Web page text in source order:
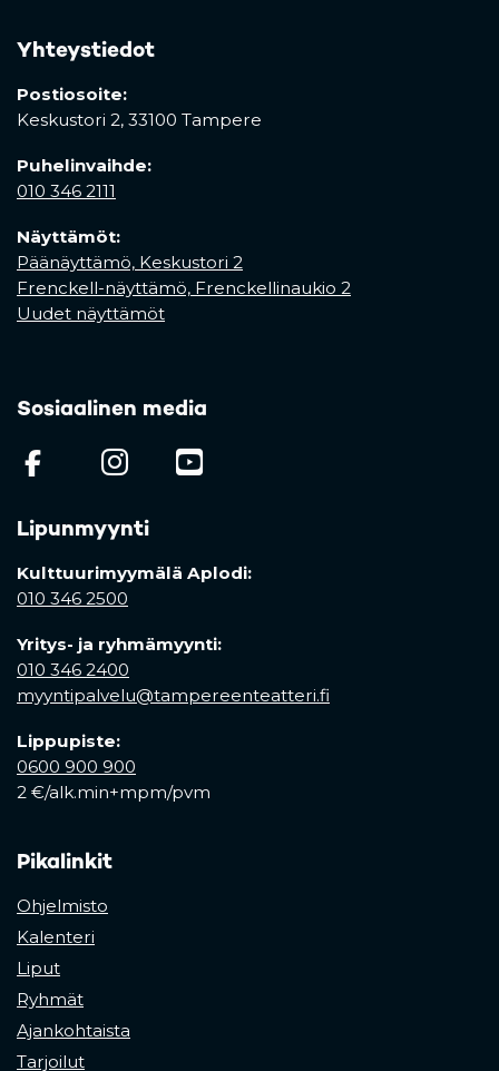
Yhteystiedot
Postiosoite:
Keskustori 2, 33100 Tampere
Puhelinvaihde:
010 346 2111
Näyttämöt:
Päänäyttämö, Keskustori 2
Frenckell-näyttämö, Frenckellinaukio 2
Uudet näyttämöt
Sosiaalinen media
(opens in a new tab)
(opens in a new tab)
Lipunmyynti
Kulttuurimyymälä Aplodi:
010 346 2500
Yritys- ja ryhmämyynti:
010 346 2400
myyntipalvelu@tampereenteatteri.fi
Lippupiste:
0600 900 900
2 €/alk.min+mpm/pvm
Pikalinkit
Ohjelmisto
Kalenteri
Liput
Ryhmät
Ajankohtaista
Tarjoilut